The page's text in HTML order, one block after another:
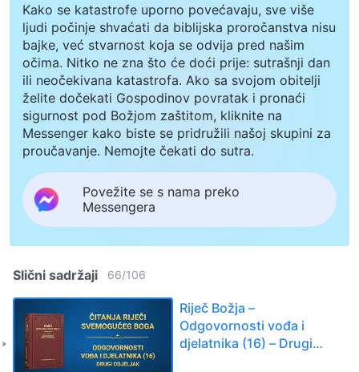
Kako se katastrofe uporno povećavaju, sve više
ljudi počinje shvaćati da biblijska proročanstva nisu
bajke, već stvarnost koja se odvija pred našim
očima. Nitko ne zna što će doći prije: sutrašnji dan
ili neočekivana katastrofa. Ako sa svojom obitelji
želite dočekati Gospodinov povratak i pronaći
sigurnost pod Božjom zaštitom, kliknite na
Messenger kako biste se pridružili našoj skupini za
proučavanje. Nemojte čekati do sutra.
Povežite se s nama preko
Messengera
Slični sadržaji 66/106
Riječ Božja –
Odgovornosti vođa i
djelatnika (16) – Drugi